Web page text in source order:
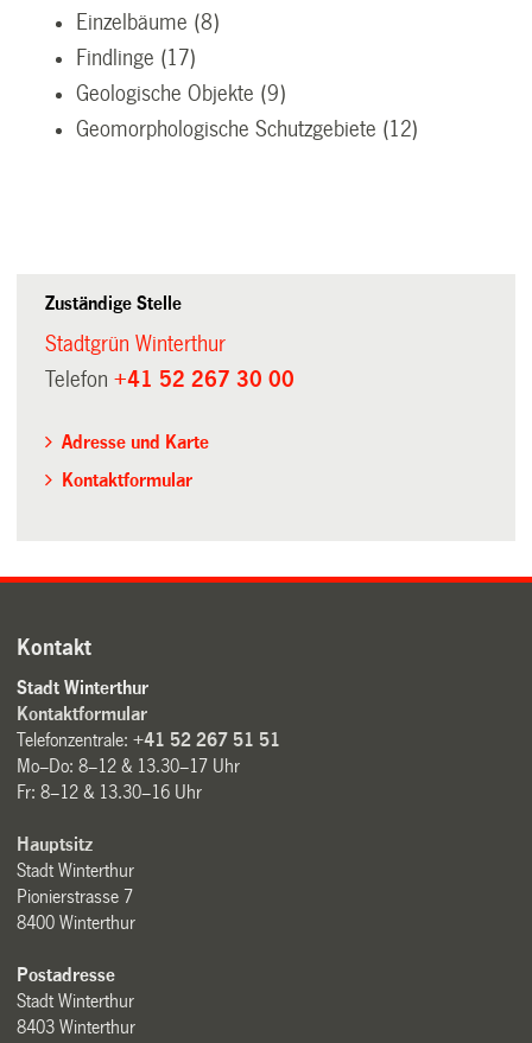
Einzelbäume (8)
Findlinge (17)
Geologische Objekte (9)
Geomorphologische Schutzgebiete (12)
Zuständige Stelle
Stadtgrün Winterthur
Telefon+41 52 267 30 00
Adresse und Karte
Kontaktformular
Kontakt
Stadt Winterthur
Kontaktformular
Telefonzentrale:+41 52 267 51 51
Mo–Do: 8–12 & 13.30–17 Uhr
Fr: 8–12 & 13.30–16 Uhr
Hauptsitz
Stadt Winterthur
Pionierstrasse 7
8400 Winterthur
Postadresse
Stadt Winterthur
8403 Winterthur